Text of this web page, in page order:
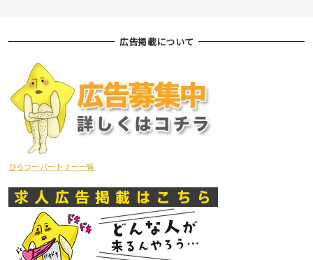
広告掲載について
ひらつーパートナー一覧